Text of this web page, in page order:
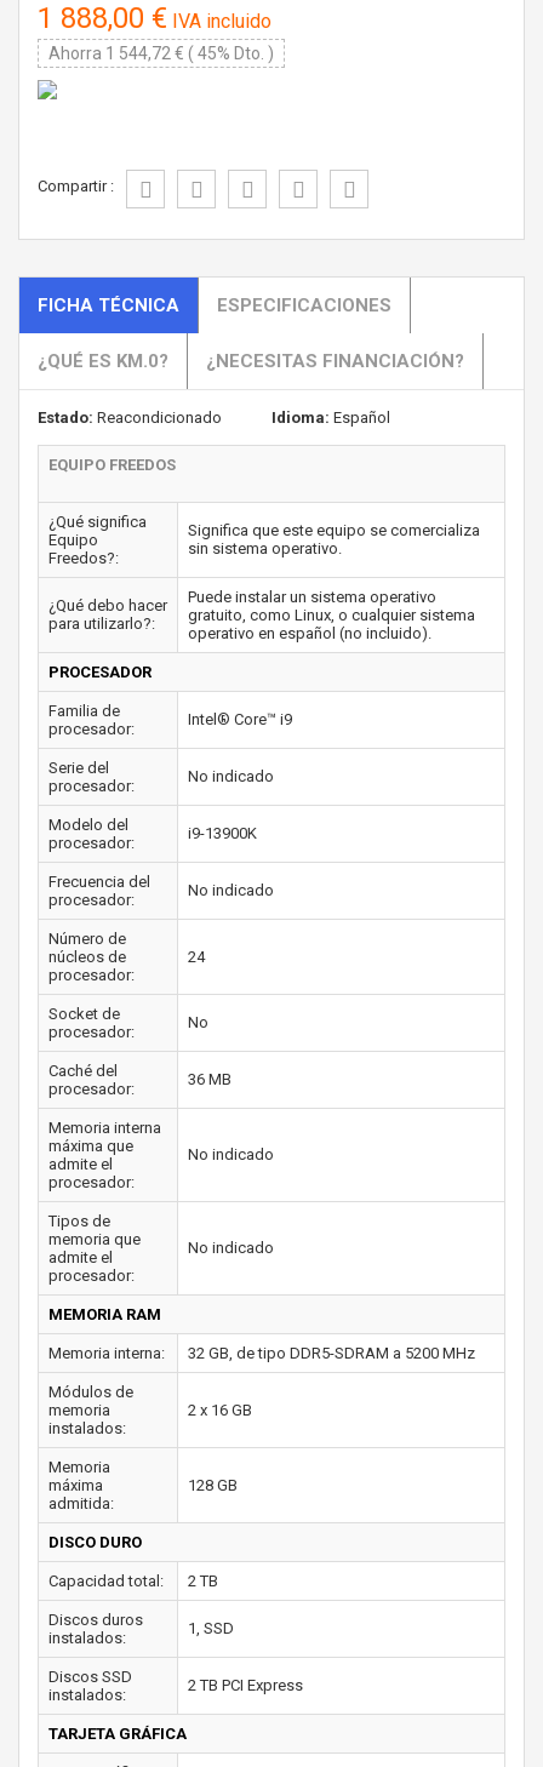
1 888,00 € IVA incluido
Ahorra 1 544,72 € ( 45% Dto. )
Compartir :
FICHA TÉCNICA ESPECIFICACIONES
¿QUÉ ES KM.0? ¿NECESITAS FINANCIACIÓN?
Estado: Reacondicionado Idioma: Español
EQUIPO FREEDOS
¿Qué significa
Equipo
Freedos?:
Significa que este equipo se comercializa
sin sistema operativo.
¿Qué debo hacer
para utilizarlo?:
Puede instalar un sistema operativo
gratuito, como Linux, o cualquier sistema
operativo en español (no incluido).
PROCESADOR
Familia de
procesador:
Intel® Core™ i9
Serie del
procesador:
No indicado
Modelo del
procesador:
i9-13900K
Frecuencia del
procesador:
No indicado
Número de
núcleos de
procesador:
24
Socket de
procesador:
No
Caché del
procesador:
36 MB
Memoria interna
máxima que
admite el
procesador:
No indicado
Tipos de
memoria que
admite el
procesador:
No indicado
MEMORIA RAM
Memoria interna: 32 GB, de tipo DDR5-SDRAM a 5200 MHz
Módulos de
memoria
instalados:
2 x 16 GB
Memoria
máxima
admitida:
128 GB
DISCO DURO
Capacidad total: 2 TB
Discos duros
instalados:
1, SSD
Discos SSD
instalados:
2 TB PCI Express
TARJETA GRÁFICA